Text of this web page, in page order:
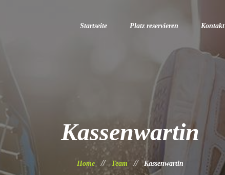
Startseite Platz reservieren Kontakt
Kassenwartin
Home Team Kassenwartin